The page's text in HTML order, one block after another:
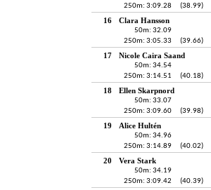
250m: 3:09.28
(38.99)
16 Clara Hansson
50m: 32.09
250m: 3:05.33
(39.66)
17 Nicole Caira Saand
50m: 34.54
250m: 3:14.51
(40.18)
18 Ellen Skarpnord
50m: 33.07
250m: 3:09.60
(39.98)
19 Alice Hultén
50m: 34.96
250m: 3:14.89
(40.02)
20 Vera Stark
50m: 34.19
250m: 3:09.42
(40.39)